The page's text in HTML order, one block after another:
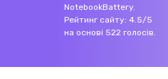
NotebookBattery.
Рейтинг сайту: 4.5/5
на основі 522 голосів.